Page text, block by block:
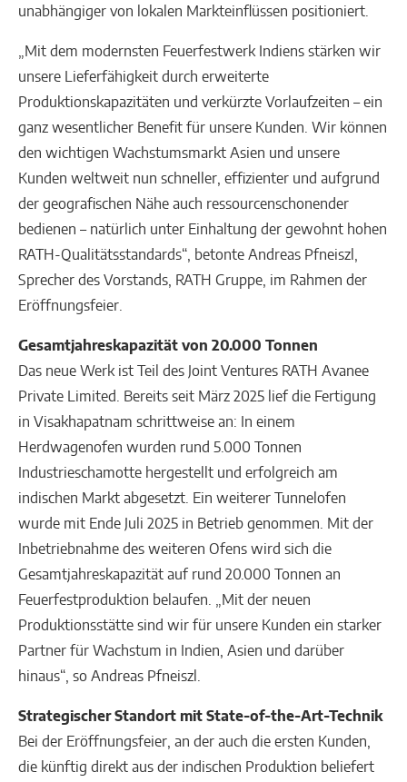
unabhängiger von lokalen Markteinflüssen positioniert.
„Mit dem modernsten Feuerfestwerk Indiens stärken wir
unsere Lieferfähigkeit durch erweiterte
Produktionskapazitäten und verkürzte Vorlaufzeiten – ein
ganz wesentlicher Benefit für unsere Kunden. Wir können
den wichtigen Wachstumsmarkt Asien und unsere
Kunden weltweit nun schneller, effizienter und aufgrund
der geografischen Nähe auch ressourcenschonender
bedienen – natürlich unter Einhaltung der gewohnt hohen
RATH-Qualitätsstandards“, betonte Andreas Pfneiszl,
Sprecher des Vorstands, RATH Gruppe, im Rahmen der
Eröffnungsfeier.
Gesamtjahreskapazität von 20.000 Tonnen
Das neue Werk ist Teil des Joint Ventures RATH Avanee
Private Limited. Bereits seit März 2025 lief die Fertigung
in Visakhapatnam schrittweise an: In einem
Herdwagenofen wurden rund 5.000 Tonnen
Industrieschamotte hergestellt und erfolgreich am
indischen Markt abgesetzt. Ein weiterer Tunnelofen
wurde mit Ende Juli 2025 in Betrieb genommen. Mit der
Inbetriebnahme des weiteren Ofens wird sich die
Gesamtjahreskapazität auf rund 20.000 Tonnen an
Feuerfestproduktion belaufen. „Mit der neuen
Produktionsstätte sind wir für unsere Kunden ein starker
Partner für Wachstum in Indien, Asien und darüber
hinaus“, so Andreas Pfneiszl.
Strategischer Standort mit State-of-the-Art-Technik
Bei der Eröffnungsfeier, an der auch die ersten Kunden,
die künftig direkt aus der indischen Produktion beliefert